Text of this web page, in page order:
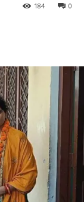
0
184